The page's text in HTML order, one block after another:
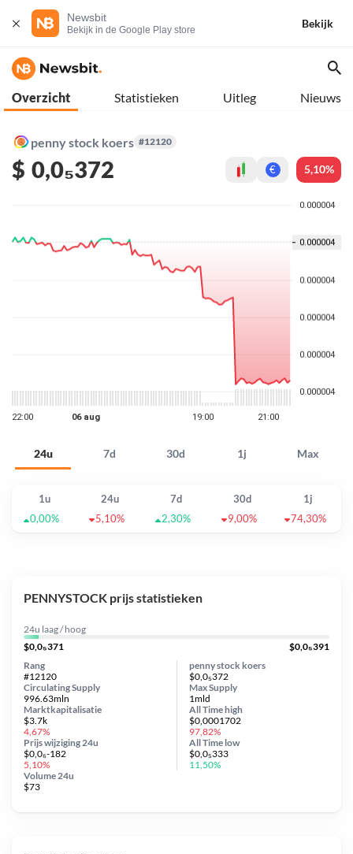
Newsbit
Bekijk in de Google Play store
Bekijk
Overzicht Statistieken Uitleg Nieuws
penny stock koers #12120
$ 0,0₅372 € 5,10%
24u 7d 30d 1j Max
1u 24u 7d 30d
1j
0,00%
5,10% 2,30% 9,00% 74,30%
PENNYSTOCK prijs statistieken
24u laag / hoog
$0,0₅371
$0,0₅391
penny stock koers
$0,0₅372
Circulating Supply
996.63mln
Prijs wijziging 24u
$0,0₆-182
5,10%
Max Supply
1mld
Marktkapitalisatie
$3.7k
4,67%
Volume 24u
$73
Rang
#12120
All Timehigh
$0,0001702
97,82%
All Time low
$0,0₅333
11,50%